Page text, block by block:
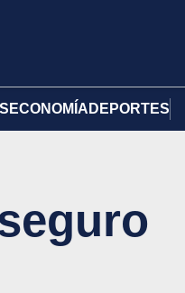
ECONOMÍA DEPORTES